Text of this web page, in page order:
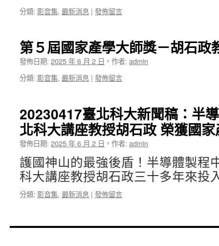
分類: 影音集, 最新消息 | 發佈留言
第５屆國家產學大師獎－胡石政
發佈日期: 2025 年 6 月 2 日 ， 作者: admin
分類: 影音集, 最新消息 | 發佈留言
20230417臺北科大新聞稿：半
北科大講座教授胡石政 榮獲國
發佈日期: 2025 年 6 月 2 日 ， 作者: admin
護國神山的最強後盾！半導體製程
科大講座教授胡石政三十多年來
分類: 影音集, 最新消息 | 發佈留言